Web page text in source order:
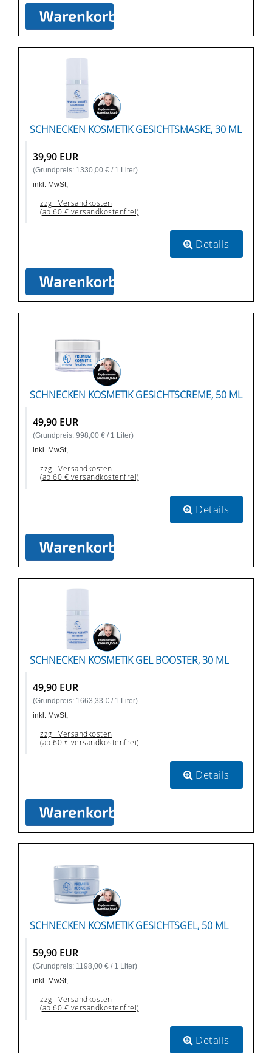
SCHNECKEN KOSMETIK GESICHTSMASKE, 30 ML
39,90 EUR
(Grundpreis: 1330,00 € / 1 Liter)
inkl. MwSt,
zzgl. Versandkosten
(ab 60 € versandkostenfrei)
Details
SCHNECKEN KOSMETIK GESICHTSCREME, 50 ML
49,90 EUR
(Grundpreis: 998,00 € / 1 Liter)
inkl. MwSt,
zzgl. Versandkosten
(ab 60 € versandkostenfrei)
Details
SCHNECKEN KOSMETIK GEL BOOSTER, 30 ML
49,90 EUR
(Grundpreis: 1663,33 € / 1 Liter)
inkl. MwSt,
zzgl. Versandkosten
(ab 60 € versandkostenfrei)
Details
SCHNECKEN KOSMETIK GESICHTSGEL, 50 ML
59,90 EUR
(Grundpreis: 1198,00 € / 1 Liter)
inkl. MwSt,
zzgl. Versandkosten
(ab 60 € versandkostenfrei)
Details